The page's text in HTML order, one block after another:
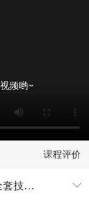
频哟~
课程评价
第一章，清洗五星酒店大型水晶灯全套技术|免拆洗技术流程